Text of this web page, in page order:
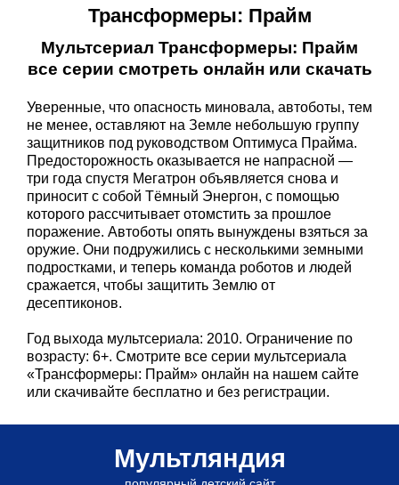
Трансформеры: Прайм
Мультсериал Трансформеры: Прайм
все серии смотреть онлайн или скачать
Уверенные, что опасность миновала, автоботы, тем
не менее, оставляют на Земле небольшую группу
защитников под руководством Оптимуса Прайма.
Предосторожность оказывается не напрасной —
три года спустя Мегатрон объявляется снова и
приносит с собой Тёмный Энергон, с помощью
которого рассчитывает отомстить за прошлое
поражение. Автоботы опять вынуждены взяться за
оружие. Они подружились с несколькими земными
подростками, и теперь команда роботов и людей
сражается, чтобы защитить Землю от
десептиконов.
Год выхода мультсериала: 2010. Ограничение по
возрасту: 6+. Смотрите все серии мультсериала
«Трансформеры: Прайм» онлайн на нашем сайте
или скачивайте бесплатно и без регистрации.
Мультляндия